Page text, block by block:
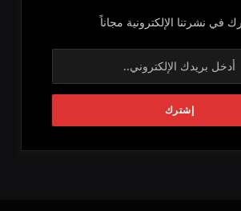
في نشرتنا الإلكترونية مجاناً